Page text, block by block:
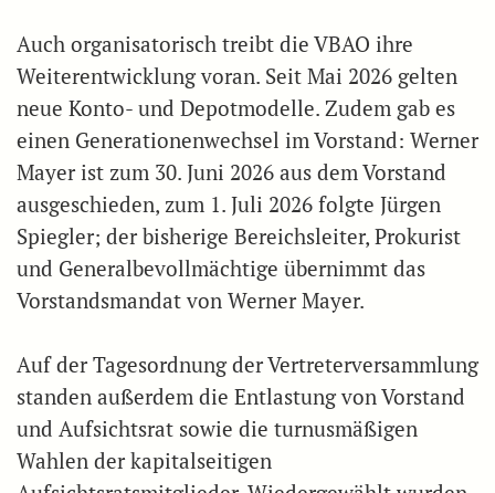
Auch organisatorisch treibt die VBAO ihre
Weiterentwicklung voran. Seit Mai 2026 gelten
neue Konto- und Depotmodelle. Zudem gab es
einen Generationenwechsel im Vorstand: Werner
Mayer ist zum 30. Juni 2026 aus dem Vorstand
ausgeschieden, zum 1. Juli 2026 folgte Jürgen
Spiegler; der bisherige Bereichsleiter, Prokurist
und Generalbevollmächtige übernimmt das
Vorstandsmandat von Werner Mayer.
Auf der Tagesordnung der Vertreterversammlung
standen außerdem die Entlastung von Vorstand
und Aufsichtsrat sowie die turnusmäßigen
Wahlen der kapitalseitigen